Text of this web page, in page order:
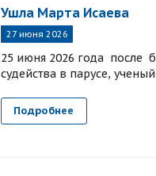
Ушла Марта Исаева
27 июня 2026
25 июня 2026 года после
судейства в парусе,
Подробнее